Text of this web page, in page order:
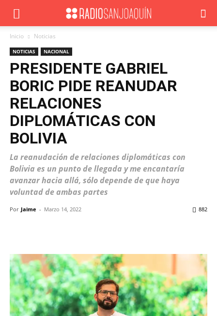
Inicio Noticias
NOTICIAS NACIONAL
PRESIDENTE GABRIEL
BORIC PIDE REANUDAR
RELACIONES
DIPLOMÁTICAS CON
BOLIVIA
La reanudación de relaciones diplomáticas con
Bolivia es un punto de llegada y me encantaría
avanzar hacia allá, sólo depende de que haya
voluntad de ambas partes
Por Jaime - Marzo 14, 2022 882